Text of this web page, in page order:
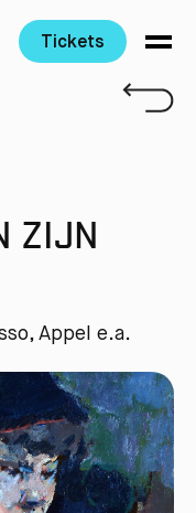
Tickets
ZIJN
Appel e.a.